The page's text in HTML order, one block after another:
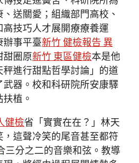
送關愛；組織部門高校、
技巧人才展開療療養運
辦事平臺新竹 健檢報告 異
甜圈原新竹 東區健檢本是他
進行甜點哲學討論」的道
器。校和科研院所安康驛
植。
健檢省「實實在在？」林天
這聲冷笑的尾音甚至都符
三分之二的音樂和弦。教導